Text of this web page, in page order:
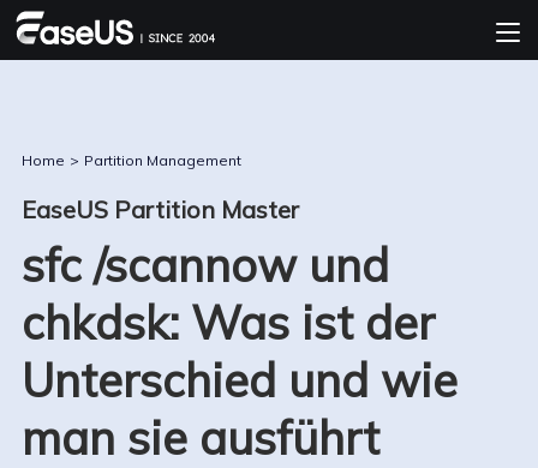
Home > Partition Management
EaseUS Partition Master
sfc /scannow und
chkdsk: Was ist der
Unterschied und wie
man sie ausführt